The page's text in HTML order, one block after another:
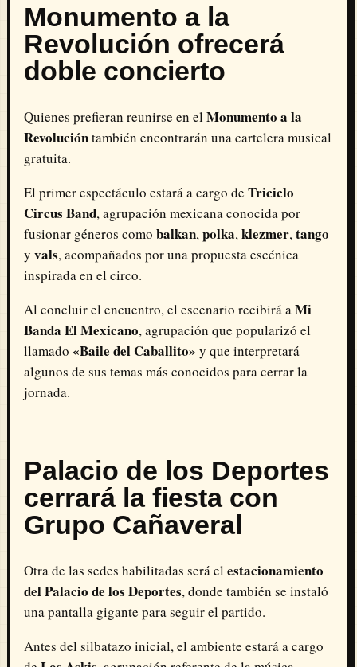
Monumento a la
Revolución ofrecerá
doble concierto
Quienes prefieran reunirse en el Monumento a la
Revolucióntambién encontrarán una cartelera musical
gratuita.
El primer espectáculo estará a cargo de Triciclo
Circus Band, agrupación mexicana conocida por
fusionar géneros como balkan,polka,klezmer,tango
y vals, acompañados por una propuesta escénica
inspirada en el circo.
Al concluir el encuentro, el escenario recibirá aMi
Banda El Mexicano, agrupación que popularizó el
llamado «Baile del Caballito» y que interpretará
algunos de sus temas más conocidos para cerrar la
jornada.
Palacio de los Deportes
cerrará la fiesta con
Grupo Cañaveral
Otra de las sedes habilitadas será el estacionamiento
del Palacio de los Deportes, donde también se instaló
una pantalla gigante para seguir el partido.
Antes del silbatazo inicial, el ambiente estará a cargo